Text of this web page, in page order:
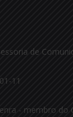
de
11
- membro do